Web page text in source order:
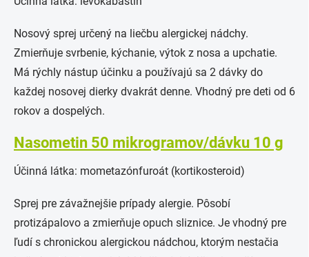
Nosový sprej určený na liečbu alergickej nádchy.
Zmierňuje svrbenie, kýchanie, výtok z nosa a upchatie.
Má rýchly nástup účinku a používajú sa 2 dávky do
každej nosovej dierky dvakrát denne. Vhodný pre deti od 6
rokov a dospelých.
Nasometin 50 mikrogramov/dávku 10 g
Účinná látka: mometazónfuroát (kortikosteroid)
Sprej pre závažnejšie prípady alergie. Pôsobí
protizápalovo a zmierňuje opuch sliznice. Je vhodný pre
ľudí s chronickou alergickou nádchou, ktorým nestačia